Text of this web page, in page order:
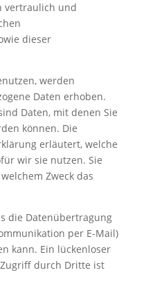
vertraulich und
dieser
werden
Daten erhoben.
Daten, mit denen Sie
können. Die
erläutert, welche
wir sie nutzen. Sie
Zweck das
die Datenübertragung
per E-Mail)
kann. Ein lückenloser
durch Dritte ist